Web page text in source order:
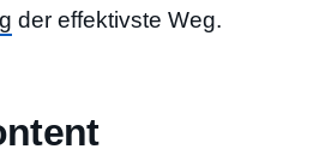
der effektivste Weg.